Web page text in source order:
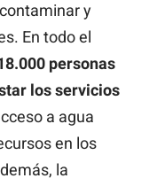
y
En todo el
personas
los servicios
a agua
en los
la